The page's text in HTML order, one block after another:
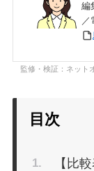
編
／
監修・検証：ネット
目次
【比